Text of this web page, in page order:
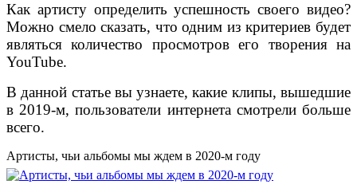
Как артисту определить успешность своего видео?
Можно смело сказать, что одним из критериев будет
являться количество просмотров его творения на
YouTube.
В данной статье вы узнаете, какие клипы, вышедшие
в 2019-м, пользователи интернета смотрели больше
всего.
Артисты, чьи альбомы мы ждем в 2020-м году